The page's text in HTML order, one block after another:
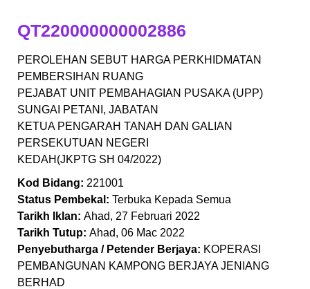
QT220000000002886
PEROLEHAN SEBUT HARGA PERKHIDMATAN
PEMBERSIHAN RUANG
PEJABAT UNIT PEMBAHAGIAN PUSAKA (UPP)
SUNGAI PETANI, JABATAN
KETUA PENGARAH TANAH DAN GALIAN
PERSEKUTUAN NEGERI
KEDAH(JKPTG SH 04/2022)
Kod Bidang: 221001
Status Pembekal: Terbuka Kepada Semua
Tarikh Iklan: Ahad, 27 Februari 2022
Tarikh Tutup: Ahad, 06 Mac 2022
Penyebutharga / Petender Berjaya: KOPERASI
PEMBANGUNAN KAMPONG BERJAYA JENIANG
BERHAD